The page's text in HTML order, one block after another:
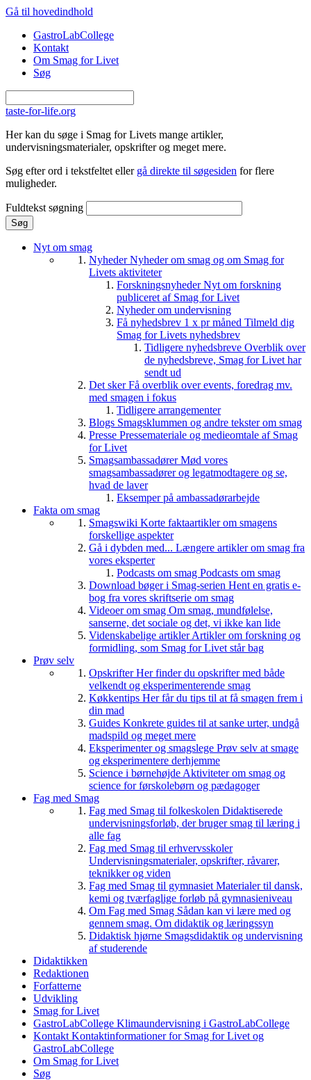
Gå til hovedindhold
GastroLabCollege
Kontakt
Om Smag for Livet
Søg
taste-for-life.org
Her kan du søge i Smag for Livets mange artikler,
undervisningsmaterialer, opskrifter og meget mere.
Søg efter ord i tekstfeltet eller gå direkte til søgesiden for flere
muligheder.
Fuldtekst søgning
Nyt om smag
NyhederNyheder om smag og om Smag for
Livets aktiviteter
ForskningsnyhederNyt om forskning
publiceret af Smag for Livet
Nyheder om undervisning
Få nyhedsbrev 1 x pr måned Tilmeld dig
Smag for Livets nyhedsbrev
Tidligere nyhedsbreve Overblik over
de nyhedsbreve, Smag for Livet har
sendt ud
Det skerFå overblik over events, foredrag mv.
med smagen i fokus
Tidligere arrangementer
Blogs Smagsklummen og andre tekster om smag
Presse Pressemateriale og medieomtale af Smag
for Livet
SmagsambassadørerMød vores
smagsambassadører og legatmodtagere og se,
hvad de laver
Eksemper på ambassadørarbejde
Fakta om smag
Smagswiki Korte faktaartikler om smagens
forskellige aspekter
Gå i dybden med... Længere artikler om smag fra
vores eksperter
Podcasts om smag Podcasts om smag
Download bøger i Smag-serien Hent en gratis e-
bog fra vores skriftserie om smag
Videoer om smag Om smag, mundfølelse,
sanserne, det sociale og det, vi ikke kan lide
Videnskabelige artiklerArtikler om forskning og
formidling, som Smag for Livet står bag
Prøv selv
OpskrifterHer finder du opskrifter med både
velkendt og eksperimenterende smag
Køkkentips Her får du tips til at få smagen frem i
din mad
Guides Konkrete guides til at sanke urter, undgå
madspild og meget mere
Eksperimenter og smagslege Prøv selv at smage
og eksperimentere derhjemme
Science i børnehøjde Aktiviteter om smag og
science for førskolebørn og pædagoger
Fag med Smag
Fag med Smag til folkeskolen Didaktiserede
undervisningsforløb, der bruger smag til læring i
alle fag
Fag med Smag til erhvervsskoler
Undervisningsmaterialer, opskrifter, råvarer,
teknikker og viden
Fag med Smag til gymnasiet Materialer til dansk,
kemi og tværfaglige forløb på gymnasieniveau
Om Fag med Smag Sådan kan vi lære med og
gennem smag. Om didaktik og læringssyn
Didaktisk hjørne Smagsdidaktik og undervisning
af studerende
Didaktikken
Redaktionen
Forfatterne
Udvikling
Smag for Livet
GastroLabCollege Klimaundervisning i GastroLabCollege
Kontakt Kontaktinformationer for Smag for Livet og
GastroLabCollege
Om Smag for Livet
Søg